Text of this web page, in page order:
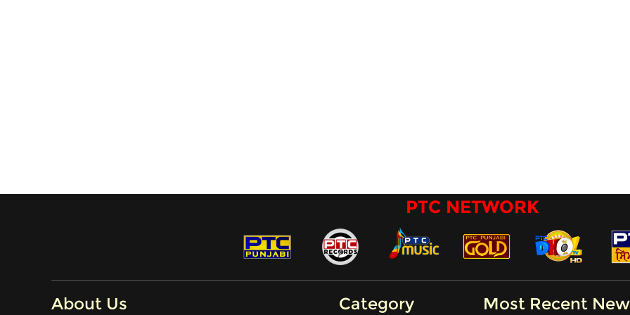
PTC NETWORK
About Us Category Most Recent